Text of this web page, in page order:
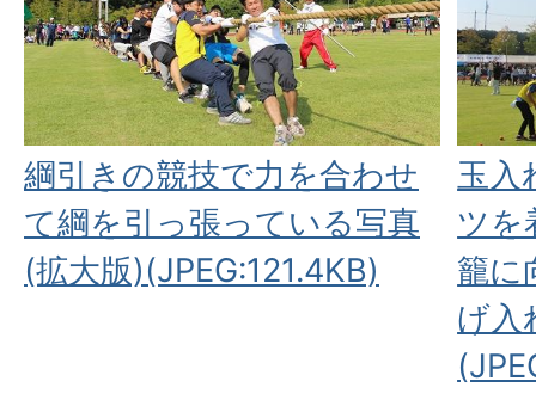
綱引きの競技で力を合わせ
て綱を引っ張っている写真
(拡大版)(JPEG:121.4KB)
玉入
ツを
籠に
げ入